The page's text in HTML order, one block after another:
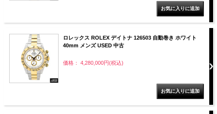
ロレックス ROLEX デイトナ 126503 自動巻き ホワイト
40mm メンズ USED 中古
価格： 4,280,000円(税込)